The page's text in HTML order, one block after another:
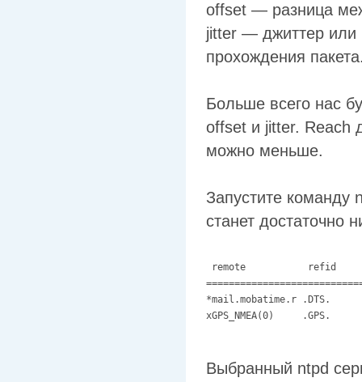
offset — разница
jitter — джиттер или
прохождения
Больше всего нас
offset и jitter. Reach
можно меньше.
Запустите команду
станет достаточно
remote           refid
*mail.mobatime.r .DTS.
Выбранный ntpd